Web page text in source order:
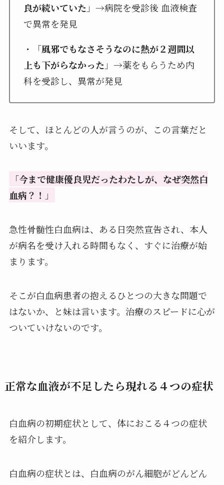
良が続いていた 」→病院を受診後 血液検査
で異常を発見
・「風邪でもなさそうなのに熱が２週間以
上も下がらなかった 」→薬をもらうため内
科を受診し、異常が発見
そして、ほとんどの人が言うのが、この言葉だと
いいます。
「今まで健康優良児だったわたしが、なぜ突然白
血病？！ 」
急性骨髄性白血病は、ある日突然宣告され、本人
が病名を受け入れる時間もなく、すぐに治療が始
まります。
そこが白血病患者の抱えるひとつの大きな問題で
はないか、と妹は言います。治療のスピードに心が
ついていけないのです。
正常な血液が不足したら現れる４つの症状
白血病の初期症状として、体におこる４つの症状
を紹介します。
白血病の症状とは、白血病のがん細胞がどんどん